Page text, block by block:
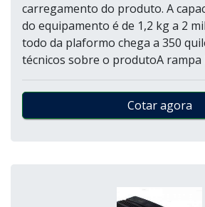
carregamento do produto. A
do equipamento é de 1,2 kg a 2
todo da plaformo chega a 350
técnicos sobre o produtoA rampa
Cotar agora